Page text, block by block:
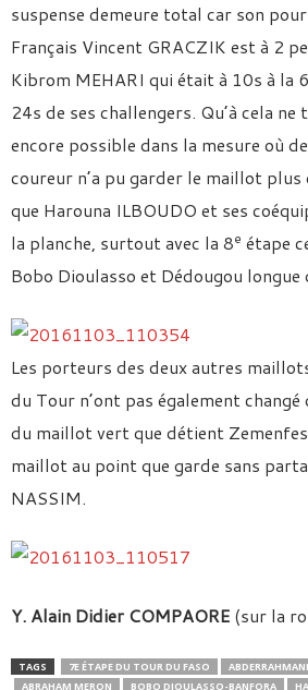
suspense demeure total car son
Français Vincent GRACZIK est à 2
Kibrom MEHARI qui était à 10s à la 6
24s de ses challengers. Qu’à cela
encore possible dans la mesure où
coureur n’a pu garder le maillot plus
que Harouna ILBOUDO et ses
la planche, surtout avec la 8e étape
Bobo Dioulasso et Dédougou longue
Les porteurs des deux autres
du Tour n’ont pas également
du maillot vert que détient
maillot au point que garde sans
NASSIM.
Y. Alain Didier COMPAORE (sur la
TAGS 7E ÉTAPE DU TOUR DU FASO
ABRAHAM MERON
BOBO DIOULASSO-BANFORA